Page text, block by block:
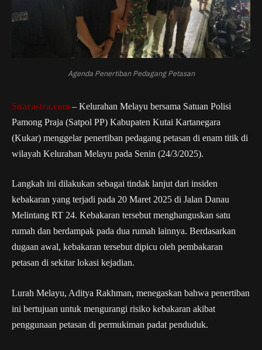
Agenda Penertiban Pedagang Petasan
Suarastra.com – Kelurahan Melayu bersama Satuan Polisi
Pamong Praja (Satpol PP) Kabupaten Kutai Kartanegara
(Kukar) menggelar penertiban pedagang petasan di enam titik di
wilayah Kelurahan Melayu pada Senin (24/3/2025).
Langkah ini dilakukan sebagai tindak lanjut dari insiden
kebakaran yang terjadi pada 20 Maret 2025 di Jalan Danau
Melintang RT 24. Kebakaran tersebut menghanguskan satu
rumah dan berdampak pada dua rumah lainnya. Berdasarkan
dugaan awal, kebakaran tersebut dipicu oleh pembakaran
petasan di sekitar lokasi kejadian.
Lurah Melayu, Aditya Rakhman, menegaskan bahwa penertiban
ini bertujuan untuk mengurangi risiko kebakaran akibat
penggunaan petasan di permukiman padat penduduk.